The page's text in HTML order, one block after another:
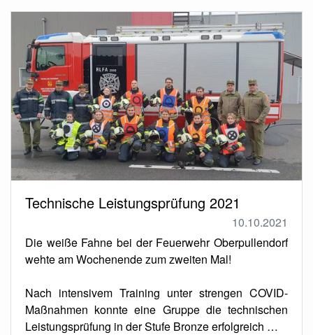
Technische Leistungsprüfung 2021
10.10.2021
Die weiße Fahne bei der Feuerwehr Oberpullendorf
wehte am Wochenende zum zweiten Mal!
Nach intensivem Training unter strengen COVID-
Maßnahmen konnte eine Gruppe die technischen
Leistungsprüfung in der Stufe Bronze erfolgreich …